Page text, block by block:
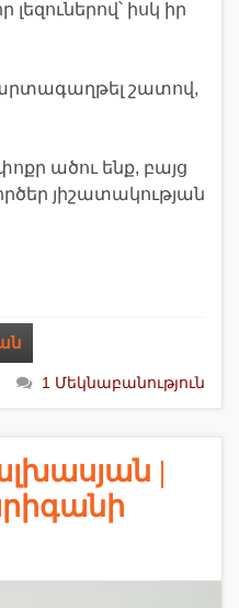
իսկ իր
արտագաղթել շատով,
ածու ենք, բայց
յիշատակության
1 Մեկնաբանություն
|